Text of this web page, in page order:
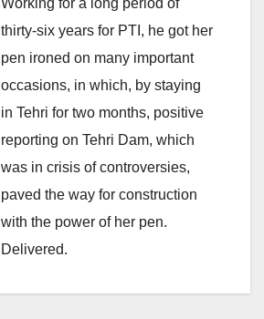
Working for a long period of
thirty-six years for PTI, he got her
pen ironed on many important
occasions, in which, by staying
in Tehri for two months, positive
reporting on Tehri Dam, which
was in crisis of controversies,
paved the way for construction
with the power of her pen.
Delivered.